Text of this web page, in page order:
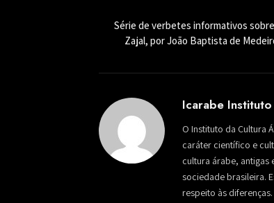
Série de verbetes informativos
Zajal, por João Baptista de
Icarabe
O Instituto da Cultura
caráter científico e
cultura árabe, antigas
sociedade brasileira.
respeito às diferenças.